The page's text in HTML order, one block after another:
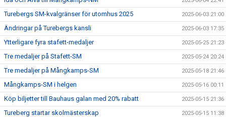
Turebergs SM-kvalgränser för utomhus 2025 2025-06-03 21:00
Ändringar på Turebergs kansli 2025-06-03 17:35
Ytterligare fyra stafett-medaljer 2025-05-25 21:23
Tre medaljer på Stafett-SM 2025-05-24 20:24
Tre medaljer på Mångkamps-SM 2025-05-18 21:46
Mångkamps-SM i helgen 2025-05-16 00:11
Köp biljetter till Bauhaus galan med 20% rabatt 2025-05-15 21:36
Tureberg startar skolmästerskap 2025-05-15 11:38